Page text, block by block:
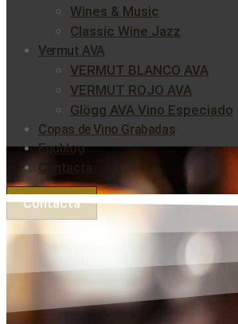
Wines & Music
Classic Wine Jazz
Vermut AVA
VERMUT BLANCO AVA
VERMUT ROJO AVA
Glögg AVA Vino Especiado
Copas de Vino Grabadas
Enoblog
Contacta
Contacta